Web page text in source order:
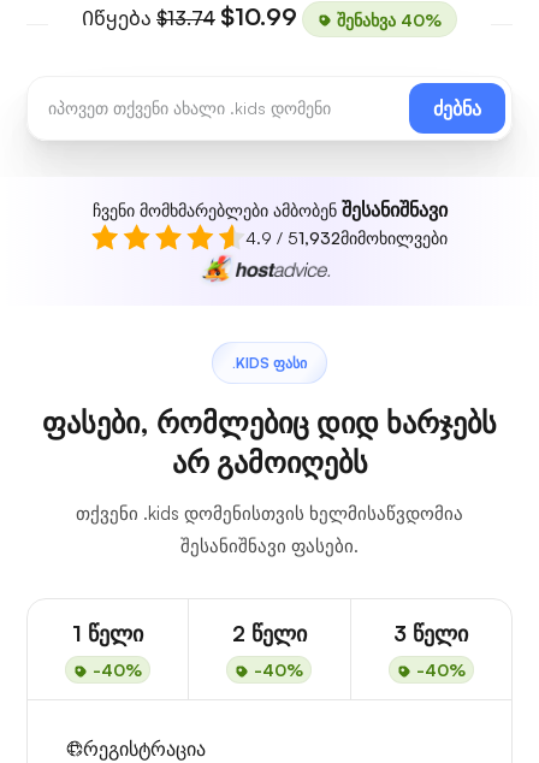
Იწყება $13.74 $10.99 შენახვა 40%
ძებნა
ჩვენი მომხმარებლები ამბობენ შესანიშნავი
4.9 / 51,932მიმოხილვები
.KIDS ᲤᲐᲡᲘ
ფასები, რომლებიც დიდ ხარჯებს
არ გამოიღებს
თქვენი .kids დომენისთვის ხელმისაწვდომია
შესანიშნავი ფასები.
1 წელი
-40%
2 წელი
-40%
3 წელი
-40%
რეგისტრაცია